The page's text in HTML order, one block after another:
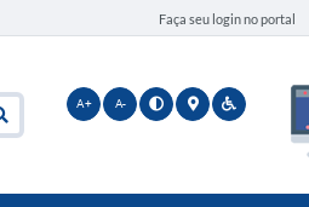
Faça seu login no portal
A+ A-